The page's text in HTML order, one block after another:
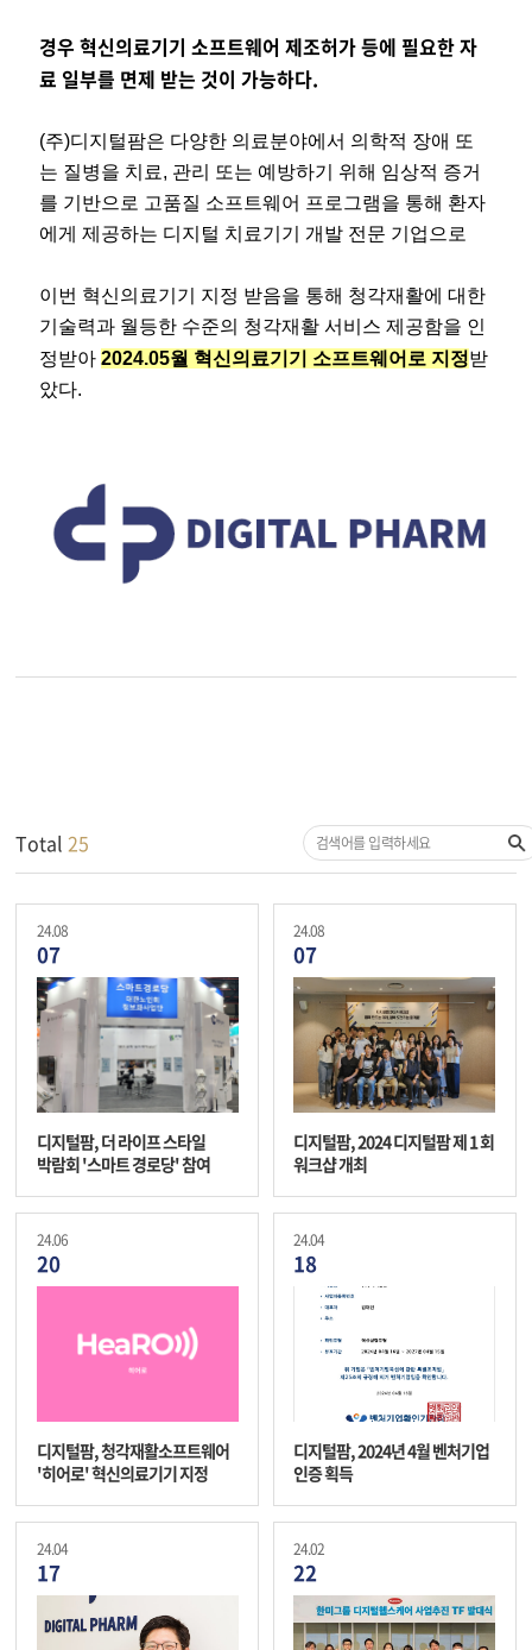
경우 혁신의료기기 소프트웨어 제조허가 등에 필요한 자
료 일부를 면제 받는 것이 가능하다.
(주)디지털팜은 다양한 의료분야에서 의학적 장애 또
는 질병을 치료, 관리 또는 예방하기 위해 임상적 증거
를 기반으로 고품질 소프트웨어 프로그램을 통해 환자
에게 제공하는 디지털 치료기기 개발 전문 기업으로
이번 혁신의료기기 지정 받음을 통해 청각재활에 대한
기술력과 월등한 수준의 청각재활 서비스 제공함을 인
정받아2024.05월 혁신의료기기 소프트웨어로 지정받
았다.
Total25
24.08
07
디지털팜, 더 라이프 스타일
박람회 '스마트 경로당' 참여
24.08
07
디지털팜, 2024 디지털팜 제 1 회
워크샵 개최
24.06
20
디지털팜, 청각재활소프트웨어
'히어로' 혁신의료기기 지정
24.04
18
디지털팜, 2024년 4월 벤처기업
인증 획득
24.04
17
24.02
22